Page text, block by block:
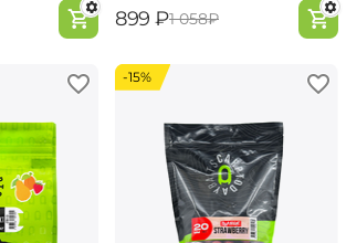
‍899‍ ₽‍1 058‍₽
-15%